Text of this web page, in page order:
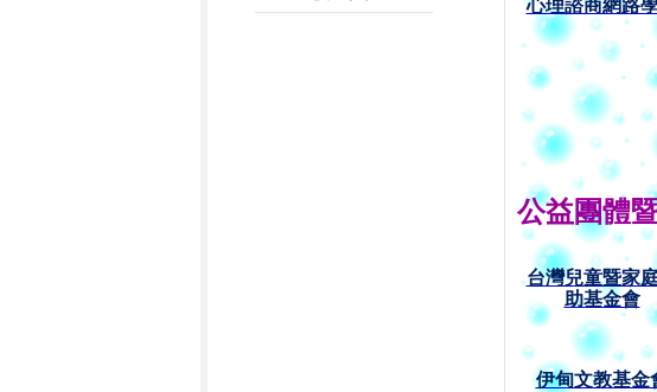
心理諮商網路
公益團體
台灣兒童暨家
助基金會
伊甸文教基金